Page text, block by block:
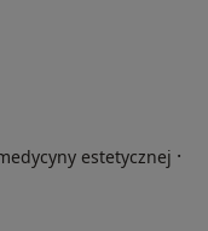
estetycznej ·